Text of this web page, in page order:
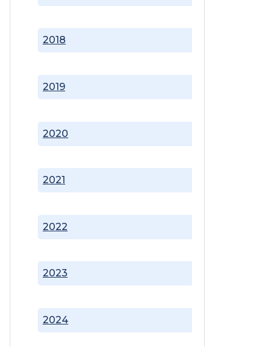
2018
2019
2020
2021
2022
2023
2024